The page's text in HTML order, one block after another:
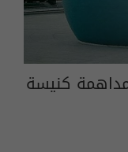
كنيسة